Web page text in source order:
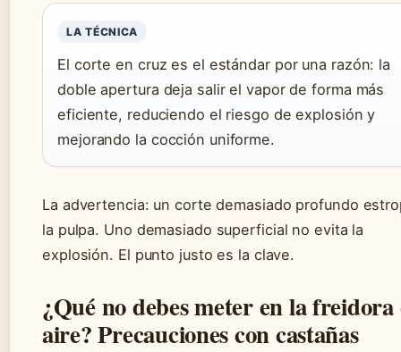
LA TÉCNICA
El corte en cruz es el estándar por una razón: la
doble apertura deja salir el vapor de forma más
eficiente, reduciendo el riesgo de explosión y
mejorando la cocción uniforme.
La advertencia: un corte demasiado profundo
la pulpa. Uno demasiado superficial no evita la
explosión. El punto justo es la clave.
¿Qué no debes meter en la freidora
aire? Precauciones con castañas